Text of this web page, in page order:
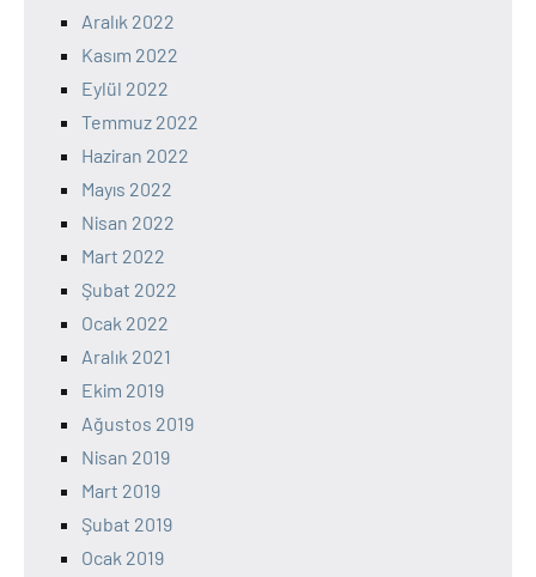
Aralık 2022
Kasım 2022
Eylül 2022
Temmuz 2022
Haziran 2022
Mayıs 2022
Nisan 2022
Mart 2022
Şubat 2022
Ocak 2022
Aralık 2021
Ekim 2019
Ağustos 2019
Nisan 2019
Mart 2019
Şubat 2019
Ocak 2019